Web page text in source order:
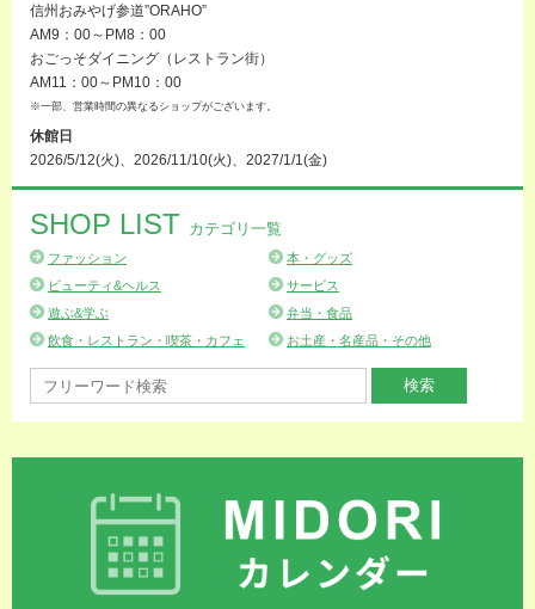
信州おみやげ参道”ORAHO”
AM9：00～PM8：00
おごっそダイニング（レストラン街）
AM11：00～PM10：00
※一部、営業時間の異なるショップがございます。
休館日
2026/5/12(火)、2026/11/10(火)、2027/1/1(金)
SHOP LIST カテゴリ一覧
ファッション
本・グッズ
ビューティ&ヘルス
サービス
遊ぶ&学ぶ
弁当・食品
飲食・レストラン・喫茶・カフェ
お土産・名産品・その他